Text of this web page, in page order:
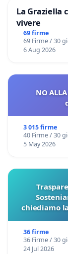
La Graziella
vivere
69 firme
69 Firme / 30
6 Aug 2026
NO
3 015 firme
40 Firme / 30
5 May 2026
chiediamo
36 firme
36 Firme / 30
24 Jul 2026